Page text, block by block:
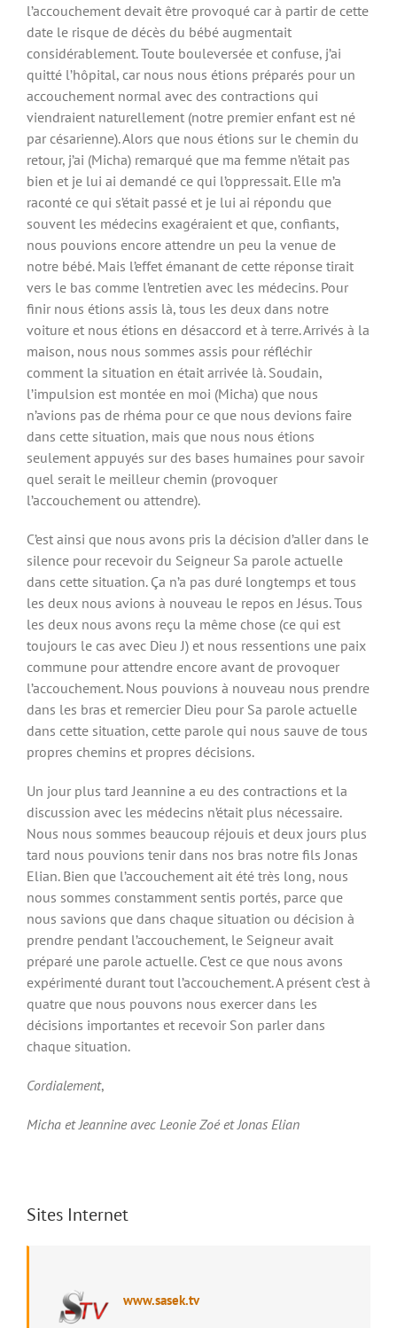
l’accouchement devait être provoqué car à partir de cette
date le risque de décès du bébé augmentait
considérablement. Toute bouleversée et confuse, j’ai
quitté l’hôpital, car nous nous étions préparés pour un
accouchement normal avec des contractions qui
viendraient naturellement (notre premier enfant est né
par césarienne). Alors que nous étions sur le chemin du
retour, j’ai (Micha) remarqué que ma femme n’était pas
bien et je lui ai demandé ce qui l’oppressait. Elle m’a
raconté ce qui s’était passé et je lui ai répondu que
souvent les médecins exagéraient et que, confiants,
nous pouvions encore attendre un peu la venue de
notre bébé. Mais l’effet émanant de cette réponse tirait
vers le bas comme l’entretien avec les médecins. Pour
finir nous étions assis là, tous les deux dans notre
voiture et nous étions en désaccord et à terre. Arrivés à la
maison, nous nous sommes assis pour réfléchir
comment la situation en était arrivée là. Soudain,
l’impulsion est montée en moi (Micha) que nous
n’avions pas de rhéma pour ce que nous devions faire
dans cette situation, mais que nous nous étions
seulement appuyés sur des bases humaines pour savoir
quel serait le meilleur chemin (provoquer
l’accouchement ou attendre).
C’est ainsi que nous avons pris la décision d’aller dans le
silence pour recevoir du Seigneur Sa parole actuelle
dans cette situation. Ça n’a pas duré longtemps et tous
les deux nous avions à nouveau le repos en Jésus. Tous
les deux nous avons reçu la même chose (ce qui est
toujours le cas avec Dieu J) et nous ressentions une paix
commune pour attendre encore avant de provoquer
l’accouchement. Nous pouvions à nouveau nous prendre
dans les bras et remercier Dieu pour Sa parole actuelle
dans cette situation, cette parole qui nous sauve de tous
propres chemins et propres décisions.
Un jour plus tard Jeannine a eu des contractions et la
discussion avec les médecins n’était plus nécessaire.
Nous nous sommes beaucoup réjouis et deux jours plus
tard nous pouvions tenir dans nos bras notre fils Jonas
Elian. Bien que l’accouchement ait été très long, nous
nous sommes constamment sentis portés, parce que
nous savions que dans chaque situation ou décision à
prendre pendant l’accouchement, le Seigneur avait
préparé une parole actuelle. C’est ce que nous avons
expérimenté durant tout l’accouchement. A présent c’est à
quatre que nous pouvons nous exercer dans les
décisions importantes et recevoir Son parler dans
chaque situation.
Cordialement,
Micha et Jeannine avec Leonie Zoé et Jonas Elian
Sites Internet
www.sasek.tv